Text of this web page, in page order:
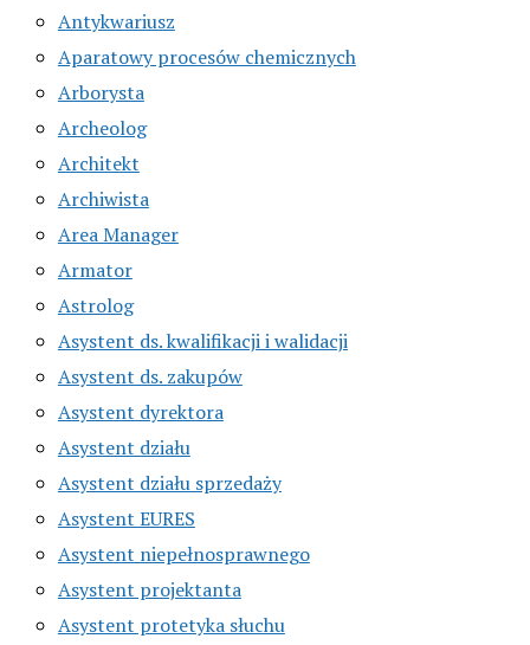
Antykwariusz
Aparatowy procesów chemicznych
Arborysta
Archeolog
Architekt
Archiwista
Area Manager
Armator
Astrolog
Asystent ds. kwalifikacji i walidacji
Asystent ds. zakupów
Asystent dyrektora
Asystent działu
Asystent działu sprzedaży
Asystent EURES
Asystent niepełnosprawnego
Asystent projektanta
Asystent protetyka słuchu